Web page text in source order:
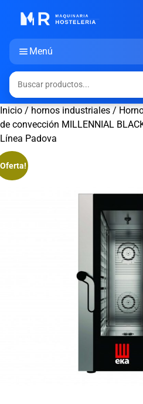
Menú
Inicio / hornos industriales /
de convección MILLENNIAL
Línea Padova